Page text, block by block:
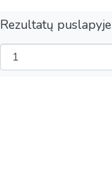
Rezultatų puslapyje